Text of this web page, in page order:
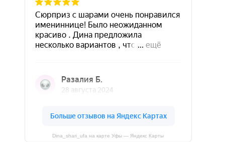
Dina_shari_ufa на карте Уфы — Яндекс Карты